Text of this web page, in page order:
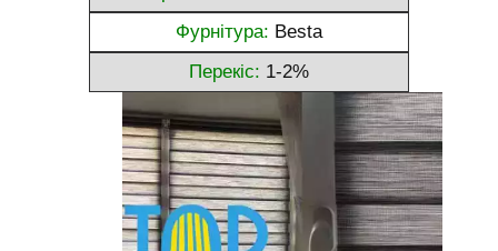
Фурнітура: Besta
Перекіс: 1-2%